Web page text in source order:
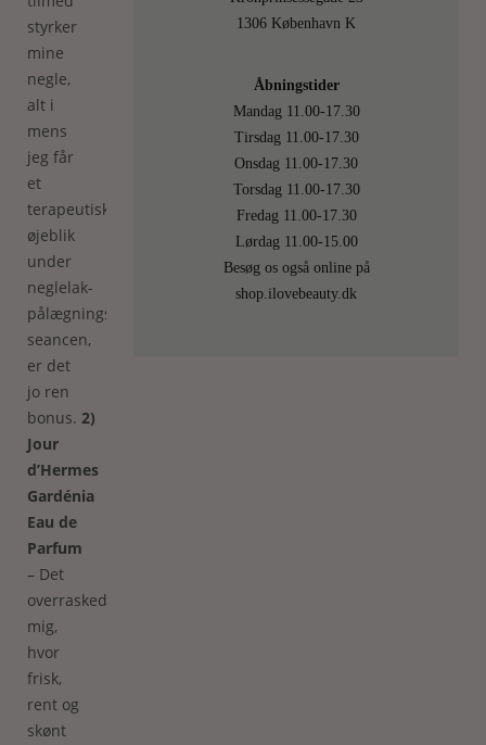
styrker
mine
negle,
alt i
mens
jeg får
et
terapeutisk
øjeblik
under
neglelak-
pålægnings-
seancen,
er det
jo ren
bonus. 2)
Jour
d’Hermes
Gardénia
Eau de
Parfum
– Det
overraskede
mig,
hvor
frisk,
rent og
skønt
1306 København K
Åbningstider
Mandag 11.00-17.30
Tirsdag 11.00-17.30
Onsdag 11.00-17.30
Torsdag 11.00-17.30
Fredag 11.00-17.30
Lørdag 11.00-15.00
Besøg os også online på
shop.ilovebeauty.dk